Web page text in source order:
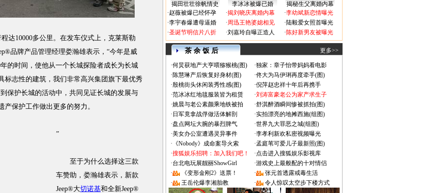
10000多公里。在发车仪式上，克莱斯勒
品牌产品管理经理娄瀚雄表示，“今年是威
的时间，使他从一个长城探险者成长为长城
标志性的建筑，我们非常高兴集团旗下最优秀
保护长城的活动中，共同见证长城的发展与
保护工作做出更多的努力。
”
至于为什么选择这三款
车赞助，娄瀚雄表示，新款
Jeep®大切诺基和全新Jeep®
揭田壮壮徐帆情史 李冰冰被爆已婚
揭秘生父离婚内幕
·赵薇被爆已经怀孕
·李宇春爆遭母逼婚
·圣诞节明信片八折
·揭刘晓庆离婚内幕
·周迅王艳婆媳相见
·刘嘉玲自曝正造人
·李幼斌新恋情曝光
·陆毅爱女照首曝光
·陈好新男友被曝光
茶 余 饭 后 更多>>
·何炅获地产大亨喂猕猴桃(图) ·独家：章子怡带妈妈看电影
·陈慧琳产后恢复好身材(图) ·佟大为马伊琍再度牵手(图)
·殷桃街头休闲装秀性感(图) ·倪萍赵忠祥十年后再携手
·范冰冰红地毯服装皆为租赁 ·刘涛富豪老公为家产求生子
·姚晨与老公素颜乘地铁被拍 ·舒淇醉酒瞬间惨被抓拍(图)
· 日军竟拿战俘做活体解剖 ·实拍漂亮的地摊西施(组图)
·盘点网坛大腕的暴烈脾气 ·世界九大罪恶之城(组图)
·美女办公室遭遇灵异事件 ·李孝利新欢私密视频曝光
· 《Nobody》成命案导火索 ·孟庭苇可爱儿子最新照(图)
·搜狐娱乐招聘：加入我们吧！ ·点击进入搜狐娱乐影视库
·台北电玩展靓丽ShowGirl ·游戏史上最般配的十对情侣
·
《变形金刚2》送票！ ·
张元首透露戒毒生活
·
王岳伦爆李湘胎教 · 令人惊叹太空步下楼方式